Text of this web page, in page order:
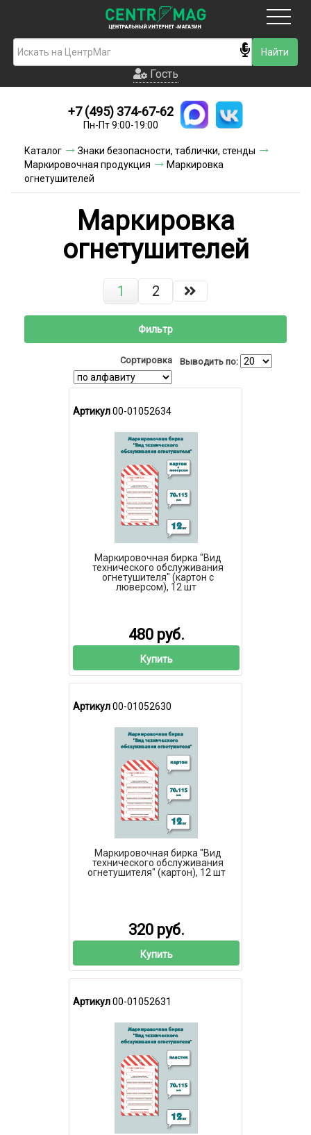
Гость
Новинки
Условия доставки
Акции и скидки
Гость
+7 (495) 374-67-62
Пн-Пт 9:00-19:00
Каталог
Знаки безопасности, таблички, стенды
Маркировочная продукция
Маркировка
огнетушителей
Маркировка
огнетушителей
1 2
Фильтр
Сортировка Выводить по:
Артикул00-01052634
Маркировочная бирка "Вид
технического обслуживания
огнетушителя" (картон с
люверсом), 12 шт
480 руб.
Купить
Артикул00-01052630
Маркировочная бирка "Вид
технического обслуживания
огнетушителя" (картон), 12 шт
320 руб.
Купить
Артикул00-01052631